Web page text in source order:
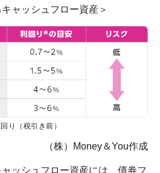
ャッシュフロー資産＞
り（税引き前）
（株）Money＆You作成
ッシュフロー資産には、債券フ